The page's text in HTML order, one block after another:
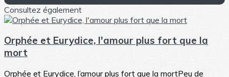
Consultez également
Orphée et Eurydice, l'amour plus fort que la
mort
Orphée et Eurydice, l’amour plus fort que la mortPeu de